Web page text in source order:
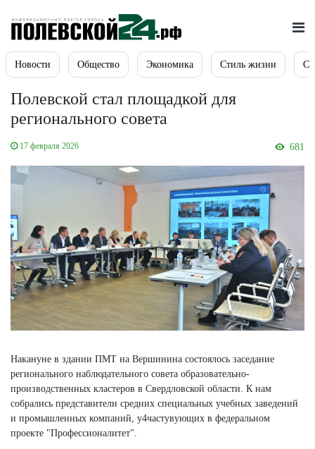
Новости Общество Экономика Стиль жизни
Полевской стал площадкой для
регионального совета
17 февраля 2026 681
Накануне в здании ПМТ на Вершинина состоялось заседание
регионального наблюдательного совета образовательно-
производственных кластеров в Свердловской области. К нам
собрались представители средних специальных учебных заведений
и промышленных компаний, у4частувующих в федеральном
проекте "Профессионалитет".